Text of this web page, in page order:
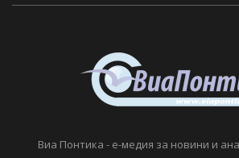
Виа Понтика - е-медия за новини и